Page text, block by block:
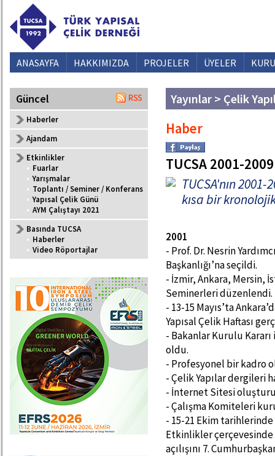
ANASAYFA HAKKIMIZDA PROJELER ÜYELER
Güncel
Haberler
Ajandam
Etkinlikler
• Fuarlar
• Yarışmalar
• Toplantı / Seminer / Konferans
• Yapısal Çelik Günü
• AYM Çalıştayı 2021
Basında TUCSA
• Haberler
• Video Röportajlar
Yayınlar > Çelik
Haber
TUCSA 2001-2009
TUCSA'nın
kısa bir
2001
- Prof. Dr. Nesrin
Başkanlığı’na seçildi.
- İzmir, Ankara, Mersin,
Seminerleri düzenlendi.
- 13-15 Mayıs’ta
Yapısal Çelik Haftası
- Bakanlar Kurulu Kararı
oldu.
- Profesyonel bir kadro
- Çelik Yapılar dergileri
- İnternet Sitesi
- Çalışma Komiteleri
- 15-21 Ekim tarihlerinde
Etkinlikler çerçevesinde
açılışını 7.